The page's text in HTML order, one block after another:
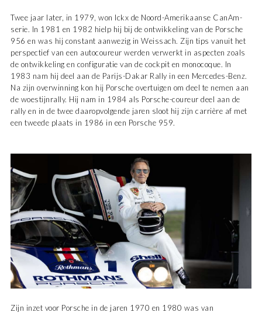
Twee jaar later, in 1979, won Ickx de Noord-Amerikaanse CanAm-
serie. In 1981 en 1982 hielp hij bij de ontwikkeling van de Porsche
956 en was hij constant aanwezig in Weissach. Zijn tips vanuit het
perspectief van een autocoureur werden verwerkt in aspecten zoals
de ontwikkeling en configuratie van de cockpit en monocoque. In
1983 nam hij deel aan de Parijs-Dakar Rally in een Mercedes-Benz.
Na zijn overwinning kon hij Porsche overtuigen om deel te nemen aan
de woestijnrally. Hij nam in 1984 als Porsche-coureur deel aan de
rally en in de twee daaropvolgende jaren sloot hij zijn carrière af met
een tweede plaats in 1986 in een Porsche 959.
Zijn inzet voor Porsche in de jaren 1970 en 1980 was van